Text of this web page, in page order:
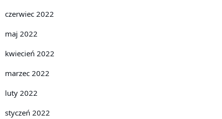
czerwiec 2022
maj 2022
kwiecień 2022
marzec 2022
luty 2022
styczeń 2022